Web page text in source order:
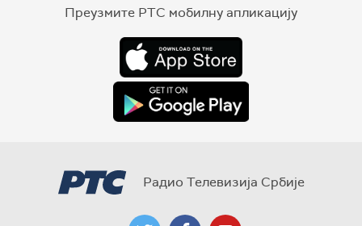
Преузмите РТС мобилну апликацију
Радио Телевизија Србије